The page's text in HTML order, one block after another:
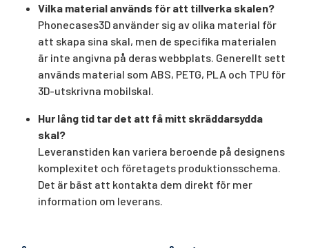
Vilka material används för att tillverka skalen?
Phonecases3D använder sig av olika material för
att skapa sina skal, men de specifika materialen
är inte angivna på deras webbplats. Generellt sett
används material som ABS, PETG, PLA och TPU för
3D-utskrivna mobilskal.
Hur lång tid tar det att få mitt skräddarsydda
skal?
Leveranstiden kan variera beroende på designens
komplexitet och företagets produktionsschema.
Det är bäst att kontakta dem direkt för mer
information om leverans.